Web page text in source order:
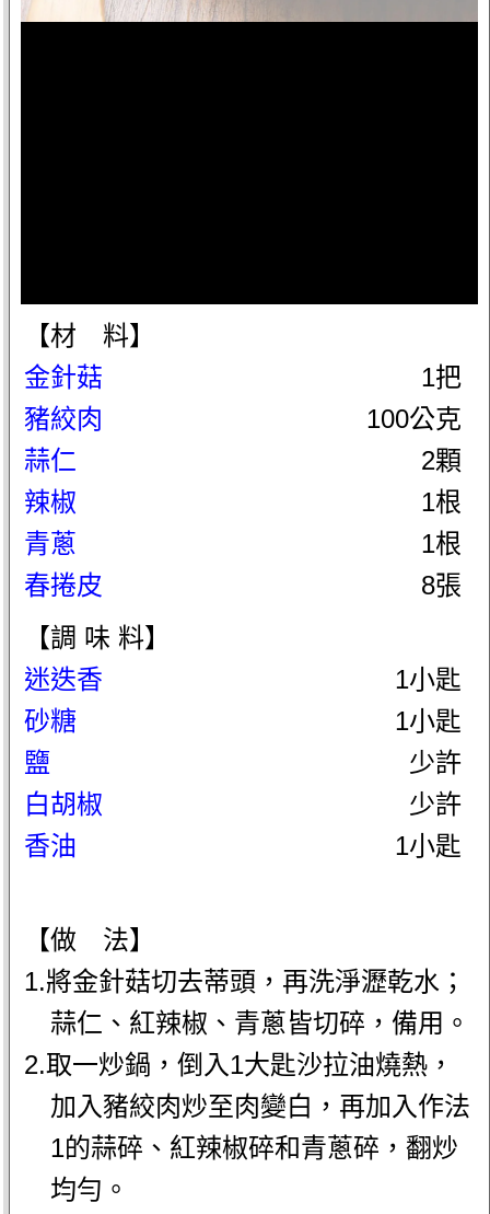
【材 料】
金針菇
1把
豬絞肉
100公克
蒜仁
2顆
辣椒
1根
青蔥
1根
春捲皮
8張
【調 味 料】
迷迭香
1小匙
砂糖
1小匙
鹽
少許
白胡椒
少許
香油
1小匙
【做 法】
1.將金針菇切去蒂頭，再洗淨瀝乾水；
蒜仁、紅辣椒、青蔥皆切碎，備用。
2.取一炒鍋，倒入1大匙沙拉油燒熱，
加入豬絞肉炒至肉變白，再加入作法
1的蒜碎、紅辣椒碎和青蔥碎，翻炒
均勻。